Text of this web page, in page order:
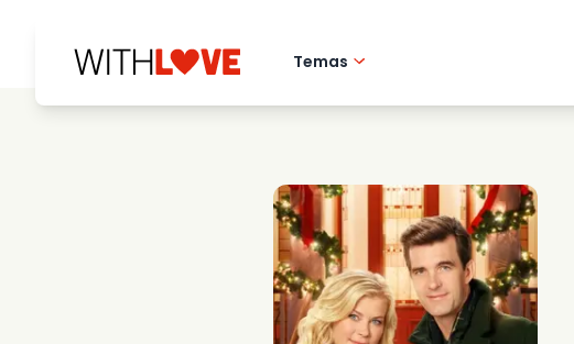
Temas
Misterios